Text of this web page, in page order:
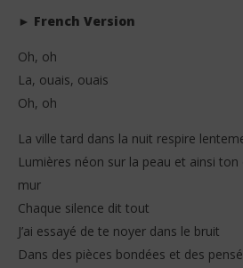
► French Version
Oh, oh
La, ouais, ouais
Oh, oh
La ville tard dans la nuit respire
Lumières néon sur la peau et ainsi
mur
Chaque silence dit tout
J’ai essayé de te noyer dans le bruit
Dans des pièces bondées et des